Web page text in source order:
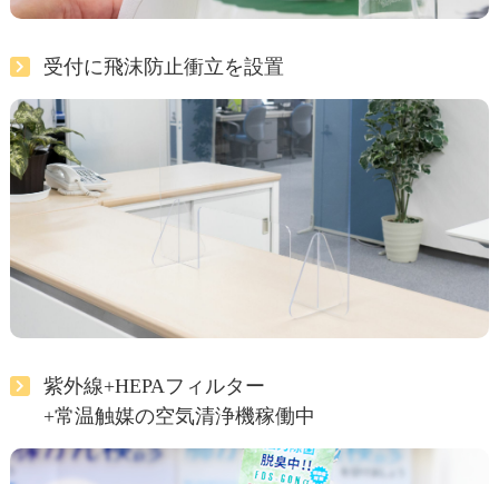
受付に飛沫防止衝立を設置
紫外線+HEPAフィルター
+常温触媒の空気清浄機稼働中